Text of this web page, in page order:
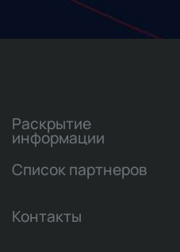
Раскрытие
информации
Список партнеров
Контакты